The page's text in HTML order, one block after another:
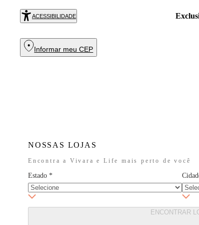
ACESSIBILIDADE
Informar meu CEP
NOSSAS LOJAS
Encontra a Vivara e Life mais perto de você
Estado *
ENCONTRAR